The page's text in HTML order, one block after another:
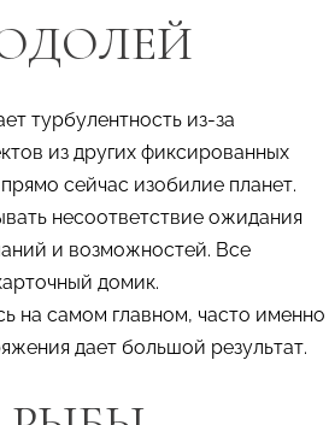
турбулентность из-за
из других фиксированных
сейчас изобилие планет.
несоответствие ожидания
и возможностей. Все
домик.
на самом главном, часто именно
дает большой результат.